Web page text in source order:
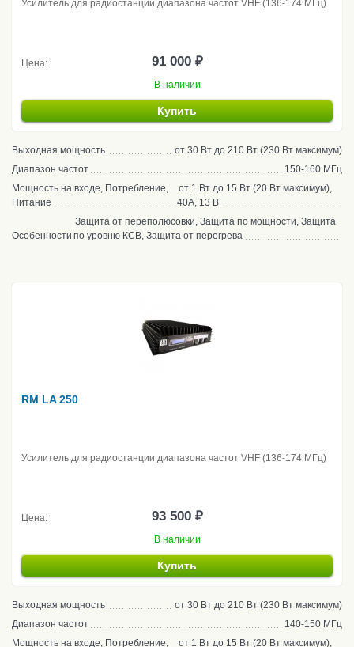
Усилитель для радиостанции диапазона частот VHF (136-174 МГц)
Цена: 91 000 ₽
В наличии
Купить
Выходная мощность
от 30 Вт до 210 Вт (230 Вт максимум)
Диапазон частот
150-160 МГц
Мощность на входе, Потребление,
Питание
от 1 Вт до 15 Вт (20 Вт максимум),
40А, 13 В
Особенности
Защита от переполюсовки, Защита по мощности, Защита
по уровню КСВ, Защита от перегрева
RM LA 250
Усилитель для радиостанции диапазона частот VHF (136-174 МГц)
Цена: 93 500 ₽
В наличии
Купить
Выходная мощность
от 30 Вт до 210 Вт (230 Вт максимум)
Диапазон частот
140-150 МГц
Мощность на входе, Потребление,
от 1 Вт до 15 Вт (20 Вт максимум),